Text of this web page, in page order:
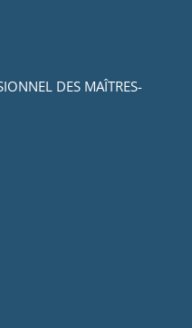
DES MAÎTRES-